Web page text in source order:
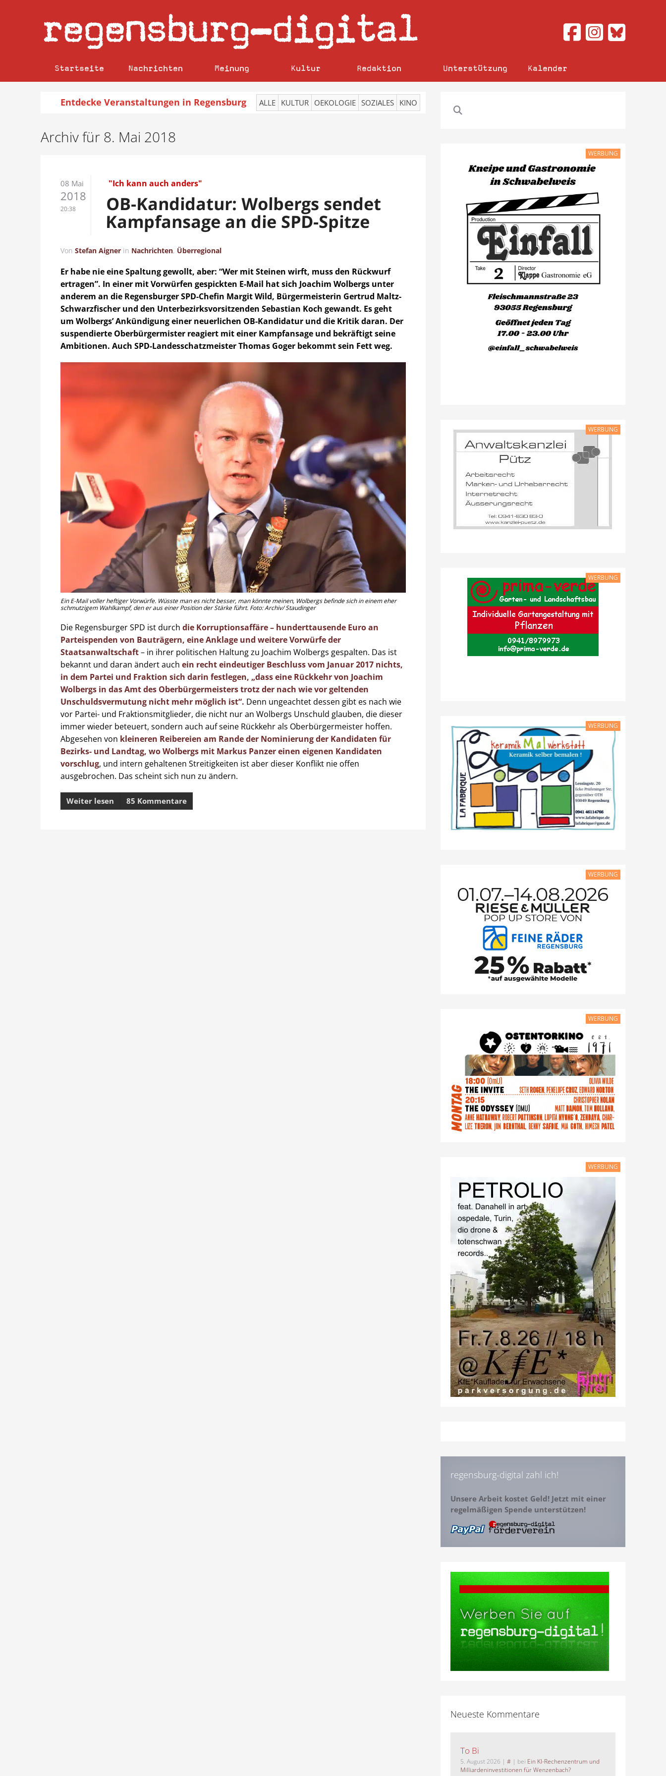
regensburg–digital
Startseite Nachrichten Meinung Kultur Redaktion Unterstützung Kalender
Entdecke Veranstaltungen in Regensburg ALLE KULTUR OEKOLOGIE SOZIALES KINO
Archiv für 8. Mai 2018
08 Mai
2018
20:38
"Ich kann auch anders"
OB-Kandidatur: Wolbergs sendet
Kampfansage an die SPD-Spitze
Von Stefan Aigner in Nachrichten, Überregional
Er habe nie eine Spaltung gewollt, aber: “Wer mit Steinen wirft, muss den Rückwurf
ertragen”. In einer mit Vorwürfen gespickten E-Mail hat sich Joachim Wolbergs unter
anderem an die Regensburger SPD-Chefin Margit Wild, Bürgermeisterin Gertrud Maltz-
Schwarzfischer und den Unterbezirksvorsitzenden Sebastian Koch gewandt. Es geht
um Wolbergs’ Ankündigung einer neuerlichen OB-Kandidatur und die Kritik daran. Der
suspendierte Oberbürgermister reagiert mit einer Kampfansage und bekräftigt seine
Ambitionen. Auch SPD-Landesschatzmeister Thomas Goger bekommt sein Fett weg.
Ein E-Mail voller heftiger Vorwürfe. Wüsste man es nicht besser, man könnte meinen, Wolbergs befinde sich in einem eher
schmutzigem Wahlkampf, den er aus einer Position der Stärke führt. Foto: Archiv/ Staudinger
Die Regensburger SPD ist durch die Korruptionsaffäre – hunderttausende Euro an
Parteispenden von Bauträgern, eine Anklage und weitere Vorwürfe der
Staatsanwaltschaft– in ihrer politischen Haltung zu Joachim Wolbergs gespalten. Das ist
bekannt und daran ändert auch ein recht eindeutiger Beschluss vom Januar 2017 nichts,
in dem Partei und Fraktion sich darin festlegen, „dass eine Rückkehr von Joachim
Wolbergs in das Amt des Oberbürgermeisters trotz der nach wie vor geltenden
Unschuldsvermutung nicht mehr möglich ist“. Denn ungeachtet dessen gibt es nach wie
vor Partei- und Fraktionsmitglieder, die nicht nur an Wolbergs Unschuld glauben, die dieser
immer wieder beteuert, sondern auch auf seine Rückkehr als Oberbürgermeister hoffen.
Abgesehen von kleineren Reibereien am Rande der Nominierung der Kandidaten für
Bezirks- und Landtag, wo Wolbergs mit Markus Panzer einen eigenen Kandidaten
vorschlug, und intern gehaltenen Streitigkeiten ist aber dieser Konflikt nie offen
ausgebrochen. Das scheint sich nun zu ändern.
Weiter lesen 85 Kommentare
WERBUNG
WERBUNG
WERBUNG
WERBUNG
WERBUNG
WERBUNG
WERBUNG
regensburg-digital zahl ich!
Unsere Arbeit kostet Geld! Jetzt mit einer
regelmäßigen Spende unterstützen!
Neueste Kommentare
To Bi
5. August 2026 | #| bei Ein KI-Rechenzentrum und
Milliardeninvestitionen für Wenzenbach?